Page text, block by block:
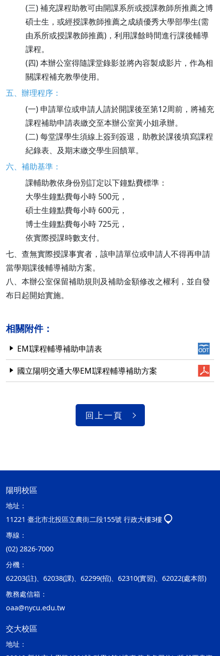
(三) 補充課程助教可由開課系所或授課教師所推薦之博
碩士生，或經授課教師推薦之成績優秀大學部學生(需
由系所或授課教師推薦)，利用課餘時間進行課後輔導
課程。
(四) 本辦公室得隨課堂錄影並將內容製成影片，作為相
關課程補充教學使用。
五、辦理程序：
(一) 申請單位或申請人請於開課後至第12周前，將補充
課程補助申請表繳交至本辦公室黃小姐承辦。
(二) 每堂課學生須線上簽到簽退，助教於課後填寫課程
紀錄表、及期末繳交學生回饋單。
六、補助基準：
課輔助教依身份別訂定以下鐘點費標準：
大學生鐘點費每小時 500元，
碩士生鐘點費每小時 600元，
博士生鐘點費每小時 725元，
依實際授課時數支付。
七、查無實際授課事實者，該申請單位或申請人不得再申請
當學期課後輔導補助方案。
八、本辦公室保留補助規則及補助金額修改之權利，並自發
布日起開始實施。
相關附件：
EMI課程輔導補助申請表
國立陽明交通大學EMI課程輔導補助方案
回上一頁
陽明校區
地址：
11221 臺北市北投區立農街二段155號 行政大樓3樓
專線：
(02) 2826-7000
分機：
62203(註)、62038(課)、62299(招)、62310(實習)、62022(處本部)
教務處信箱：
oaa@nycu.edu.tw
交大校區
地址：